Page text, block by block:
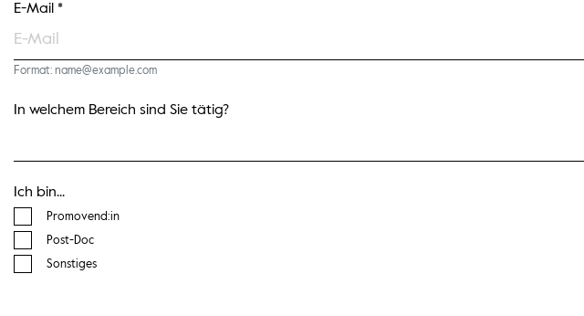
E-Mail *
Format: name@example.com
In welchem Bereich sind Sie tätig?
Ich bin...
Promovend:in
Post-Doc
Sonstiges